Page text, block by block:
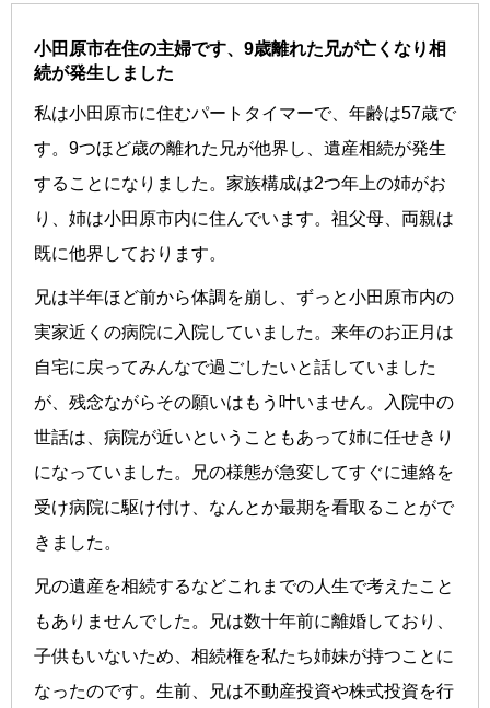
小田原市在住の主婦です、9歳離れた兄が亡くなり相
続が発生しました
私は小田原市に住むパートタイマーで、年齢は57歳で
す。9つほど歳の離れた兄が他界し、遺産相続が発生
することになりました。家族構成は2つ年上の姉がお
り、姉は小田原市内に住んでいます。祖父母、両親は
既に他界しております。
兄は半年ほど前から体調を崩し、ずっと小田原市内の
実家近くの病院に入院していました。来年のお正月は
自宅に戻ってみんなで過ごしたいと話していました
が、残念ながらその願いはもう叶いません。入院中の
世話は、病院が近いということもあって姉に任せきり
になっていました。兄の様態が急変してすぐに連絡を
受け病院に駆け付け、なんとか最期を看取ることがで
きました。
兄の遺産を相続するなどこれまでの人生で考えたこと
もありませんでした。兄は数十年前に離婚しており、
子供もいないため、相続権を私たち姉妹が持つことに
なったのです。生前、兄は不動産投資や株式投資を行